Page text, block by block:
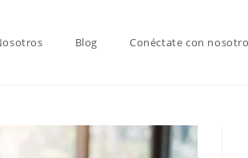
Blog Conéctate con